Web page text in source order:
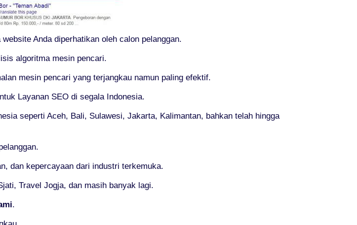
Anda diperhatikan oleh calon pelanggan.
algoritma mesin pencari.
mesin pencari yang terjangkau namun paling efektif.
Layanan SEO di segala Indonesia.
seperti Aceh, Bali, Sulawesi, Jakarta, Kalimantan, bahkan telah hingga
dan kepercayaan dari industri terkemuka.
Travel Jogja, dan masih banyak lagi.
.